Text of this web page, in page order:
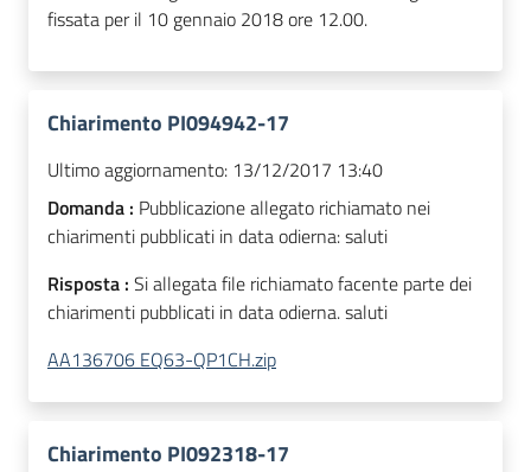
fissata per il 10 gennaio 2018 ore 12.00.
Chiarimento PI094942-17
Ultimo aggiornamento: 13/12/2017 13:40
Domanda : Pubblicazione allegato richiamato nei
chiarimenti pubblicati in data odierna: saluti
Risposta : Si allegata file richiamato facente parte dei
chiarimenti pubblicati in data odierna. saluti
AA136706 EQ63-QP1CH.zip
Chiarimento PI092318-17